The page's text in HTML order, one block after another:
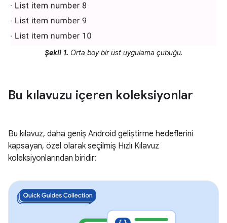
Şekil 1. Orta boy bir üst uygulama çubuğu.
Bu kılavuzu içeren koleksiyonlar
Bu kılavuz, daha geniş Android geliştirme hedeflerini
kapsayan, özel olarak seçilmiş Hızlı Kılavuz
koleksiyonlarından biridir: